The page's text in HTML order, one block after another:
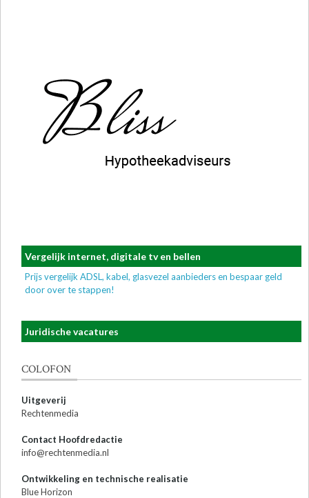
Vergelijk internet, digitale tv en bellen
Prijs vergelijk ADSL, kabel, glasvezel aanbieders en bespaar geld
door over te stappen!
Juridische vacatures
COLOFON
Uitgeverij
Rechtenmedia
Contact Hoofdredactie
info@rechtenmedia.nl
Ontwikkeling en technische realisatie
Blue Horizon